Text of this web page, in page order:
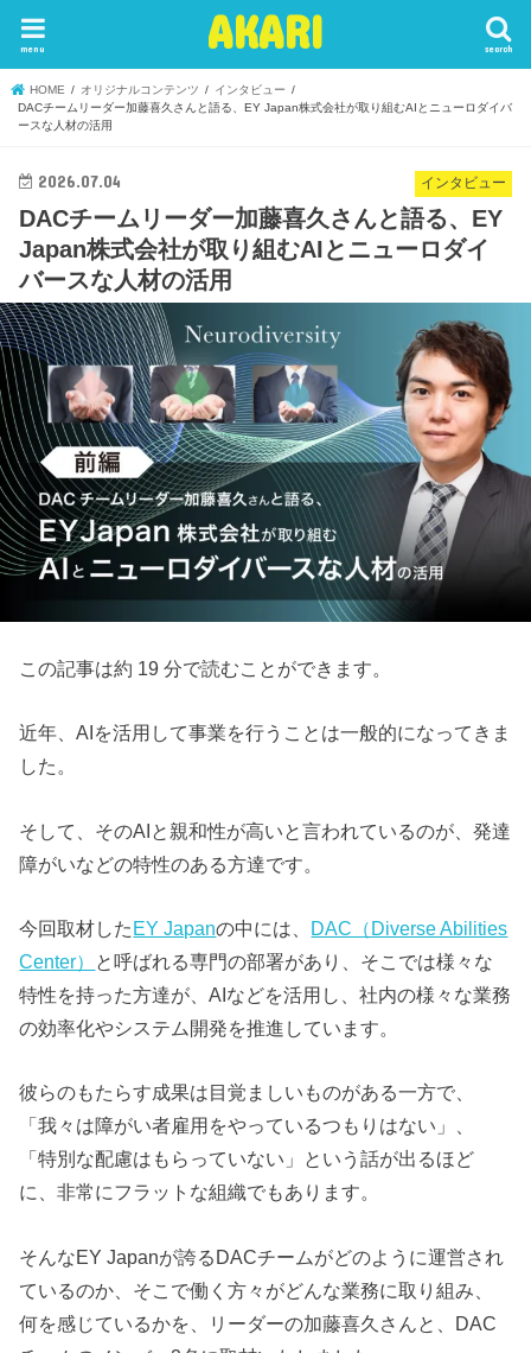
AKARI search
menu
HOME オリジナルコンテンツ
インタビュー
DACチームリーダー加藤喜久さんと語る、EY Japan株式会社が取り組むAIとニューロダイバ
ースな人材の活用
インタビュー
2026.07.04
DACチームリーダー加藤喜久さんと語る、EY
Japan株式会社が取り組むAIとニューロダイ
バースな人材の活用
この記事は約 19 分で読むことができます。
近年、AIを活用して事業を行うことは一般的になってきま
した。
そして、そのAIと親和性が高いと言われているのが、発達
障がいなどの特性のある方達です。
今回取材したEY Japanの中には、 DAC（Diverse Abilities
Center） と呼ばれる専門の部署があり、そこでは様々な
特性を持った方達が、AIなどを活用し、社内の様々な業務
の効率化やシステム開発を推進しています。
彼らのもたらす成果は目覚ましいものがある一方で、
「我々は障がい者雇用をやっているつもりはない」、
「特別な配慮はもらっていない」という話が出るほど
に、非常にフラットな組織でもあります。
そんなEY Japanが誇るDACチームがどのように運営され
ているのか、そこで働く方々がどんな業務に取り組み、
何を感じているかを、リーダーの加藤喜久さんと、DAC